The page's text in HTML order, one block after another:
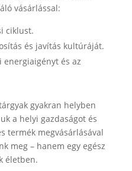
vásárlással:
ciklust.
és javítás kultúráját.
és az
gyakran helyben
a helyi gazdaságot és
termék megvásárlásával
meg – hanem egy egész
életben.